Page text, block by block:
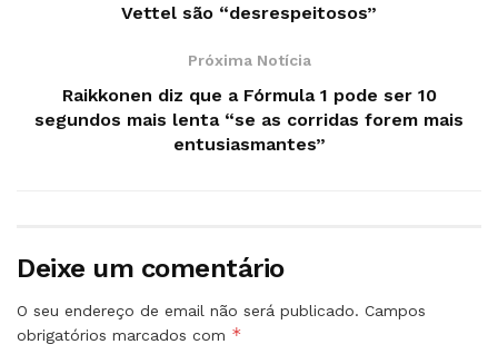
Vettel são “desrespeitosos”
Próxima Notícia
Raikkonen diz que a Fórmula 1 pode ser 10
segundos mais lenta “se as corridas forem mais
entusiasmantes”
Deixe um comentário
O seu endereço de email não será publicado. Campos
obrigatórios marcados com *